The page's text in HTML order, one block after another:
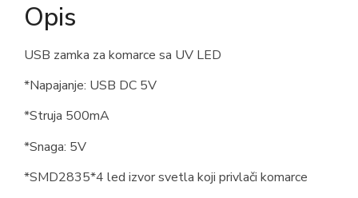
Opis
USB zamka za komarce sa UV LED
*Napajanje: USB DC 5V
*Struja 500mA
*Snaga: 5V
*SMD2835*4 led izvor svetla koji privlači komarce